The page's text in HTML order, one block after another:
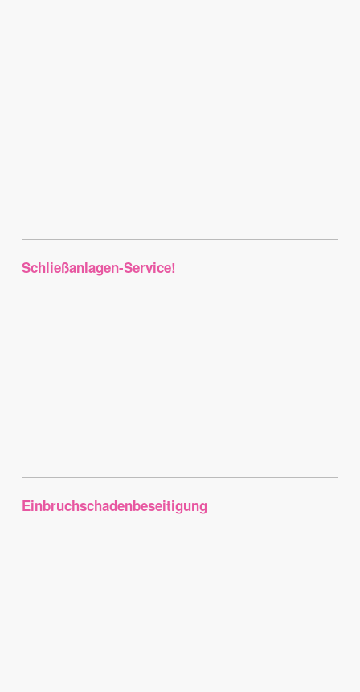
Schließanlagen-Service!
Einbruchschadenbeseitigung